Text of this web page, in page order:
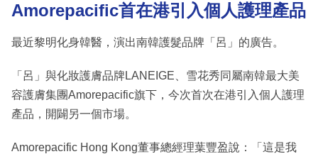
Amorepacific首在港引入個人護理產品
最近黎明化身韓醫，演出南韓護髮品牌「呂」的廣告。
「呂」與化妝護膚品牌LANEIGE、雪花秀同屬南韓最大美
容護膚集團Amorepacific旗下，今次首次在港引入個人護理
產品，開闢另一個市場。
Amorepacific Hong Kong董事總經理葉豐盈說：「這是我